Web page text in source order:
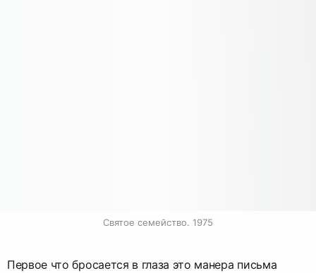
Святое семейство. 1975
Первое что бросается в глаза это манера письма